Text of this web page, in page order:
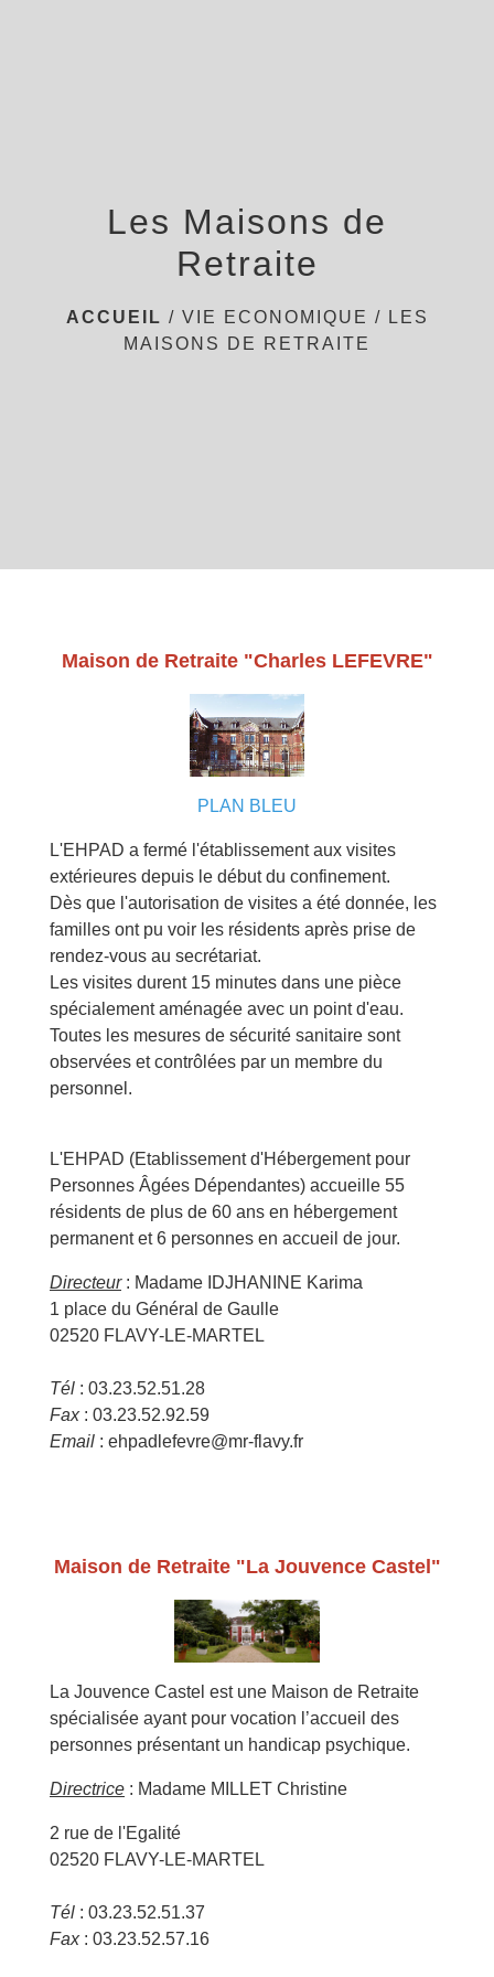
Les Maisons de
Retraite
ACCUEIL / VIE ECONOMIQUE / LES
MAISONS DE RETRAITE
Maison de Retraite "Charles LEFEVRE"
PLAN BLEU
L'EHPAD a fermé l'établissement aux visites
extérieures depuis le début du confinement.
Dès que l'autorisation de visites a été donnée, les
familles ont pu voir les résidents après prise de
rendez-vous au secrétariat.
Les visites durent 15 minutes dans une pièce
spécialement aménagée avec un point d'eau.
Toutes les mesures de sécurité sanitaire sont
observées et contrôlées par un membre du
personnel.
L'EHPAD (Etablissement d'Hébergement pour
Personnes Âgées Dépendantes) accueille 55
résidents de plus de 60 ans en hébergement
permanent et 6 personnes en accueil de jour.
Directeur: Madame IDJHANINE Karima
1 place du Général de Gaulle
02520 FLAVY-LE-MARTEL
Tél : 03.23.52.51.28
Fax: 03.23.52.92.59
Email : ehpadlefevre@mr-flavy.fr
Maison de Retraite "La Jouvence Castel"
La Jouvence Castel est une Maison de Retraite
spécialisée ayant pour vocation l’accueil des
personnes présentant un handicap psychique.
Directrice : Madame MILLET Christine
2 rue de l'Egalité
02520 FLAVY-LE-MARTEL
Tél : 03.23.52.51.37
Fax: 03.23.52.57.16